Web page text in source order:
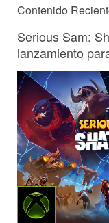
Contenido
Serious Sam:
lanzamiento